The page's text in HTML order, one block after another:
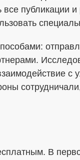
публикации
с
В